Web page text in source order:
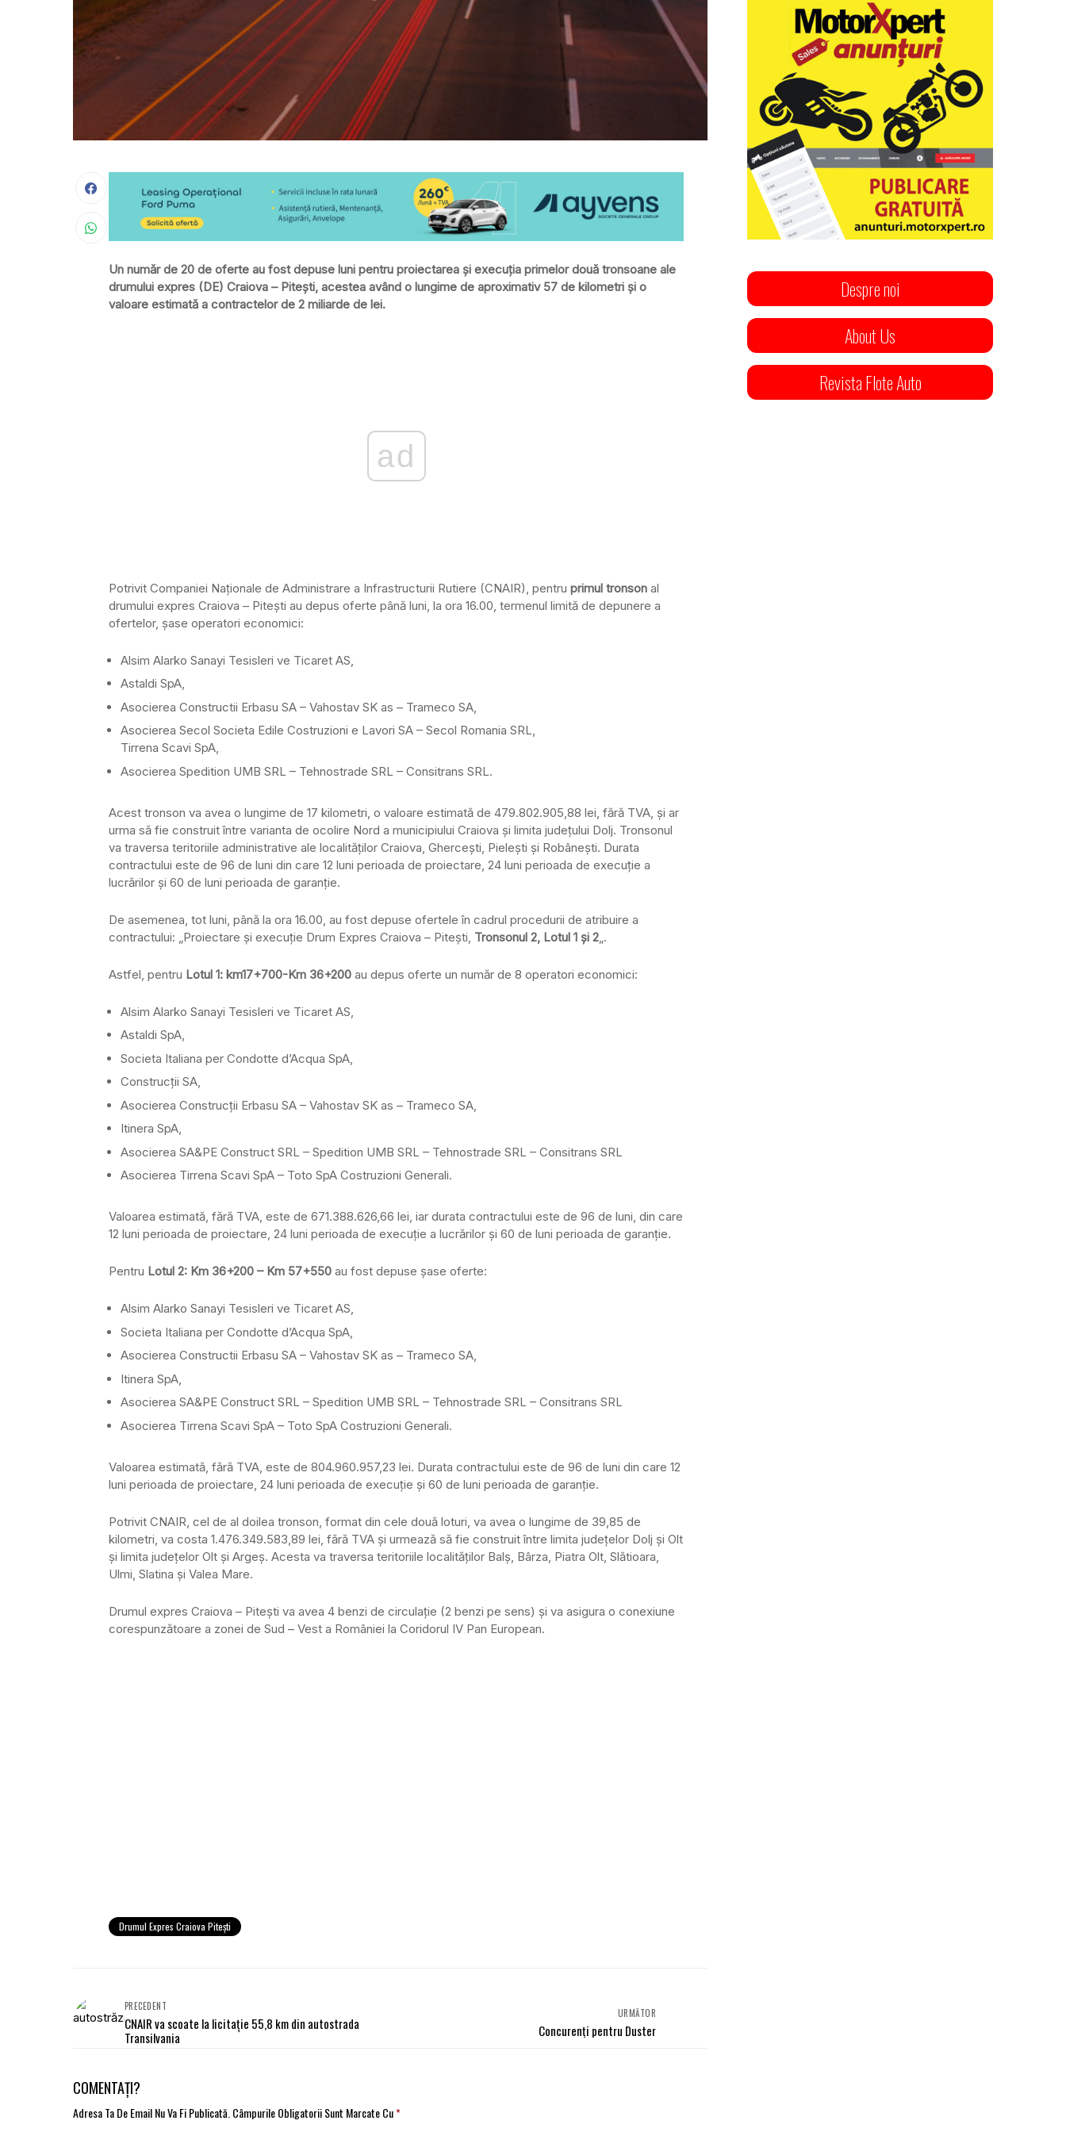
Un număr de 20 de oferte au fost depuse luni pentru proiectarea şi execuţia primelor două tronsoane ale
drumului expres (DE) Craiova – Piteşti, acestea având o lungime de aproximativ 57 de kilometri şi o
valoare estimată a contractelor de 2 miliarde de lei.
ad
Potrivit Companiei Naţionale de Administrare a Infrastructurii Rutiere (CNAIR), pentru primul tronson al
drumului expres Craiova – Piteşti au depus oferte până luni, la ora 16.00, termenul limită de depunere a
ofertelor, şase operatori economici:
Alsim Alarko Sanayi Tesisleri ve Ticaret AS,
Astaldi SpA,
Asocierea Constructii Erbasu SA – Vahostav SK as – Trameco SA,
Asocierea Secol Societa Edile Costruzioni e Lavori SA – Secol Romania SRL,
Tirrena Scavi SpA,
Asocierea Spedition UMB SRL – Tehnostrade SRL – Consitrans SRL.
Acest tronson va avea o lungime de 17 kilometri, o valoare estimată de 479.802.905,88 lei, fără TVA, şi ar
urma să fie construit între varianta de ocolire Nord a municipiului Craiova şi limita judeţului Dolj. Tronsonul
va traversa teritoriile administrative ale localităţilor Craiova, Gherceşti, Pieleşti şi Robâneşti. Durata
contractului este de 96 de luni din care 12 luni perioada de proiectare, 24 luni perioada de execuţie a
lucrărilor şi 60 de luni perioada de garanţie.
De asemenea, tot luni, până la ora 16.00, au fost depuse ofertele în cadrul procedurii de atribuire a
contractului: „Proiectare şi execuţie Drum Expres Craiova – Piteşti, Tronsonul 2, Lotul 1 şi 2„.
Astfel, pentru Lotul 1: km17+700-Km 36+200 au depus oferte un număr de 8 operatori economici:
Alsim Alarko Sanayi Tesisleri ve Ticaret AS,
Astaldi SpA,
Societa Italiana per Condotte d’Acqua SpA,
Construcţii SA,
Asocierea Construcţii Erbasu SA – Vahostav SK as – Trameco SA,
Itinera SpA,
Asocierea SA&PE Construct SRL – Spedition UMB SRL – Tehnostrade SRL – Consitrans SRL
Asocierea Tirrena Scavi SpA – Toto SpA Costruzioni Generali.
Valoarea estimată, fără TVA, este de 671.388.626,66 lei, iar durata contractului este de 96 de luni, din care
12 luni perioada de proiectare, 24 luni perioada de execuţie a lucrărilor şi 60 de luni perioada de garanţie.
Pentru Lotul 2: Km 36+200 – Km 57+550 au fost depuse şase oferte:
Alsim Alarko Sanayi Tesisleri ve Ticaret AS,
Societa Italiana per Condotte d’Acqua SpA,
Asocierea Constructii Erbasu SA – Vahostav SK as – Trameco SA,
Itinera SpA,
Asocierea SA&PE Construct SRL – Spedition UMB SRL – Tehnostrade SRL – Consitrans SRL
Asocierea Tirrena Scavi SpA – Toto SpA Costruzioni Generali.
Valoarea estimată, fără TVA, este de 804.960.957,23 lei. Durata contractului este de 96 de luni din care 12
luni perioada de proiectare, 24 luni perioada de execuţie şi 60 de luni perioada de garanţie.
Potrivit CNAIR, cel de al doilea tronson, format din cele două loturi, va avea o lungime de 39,85 de
kilometri, va costa 1.476.349.583,89 lei, fără TVA şi urmează să fie construit între limita judeţelor Dolj şi Olt
şi limita judeţelor Olt şi Argeş. Acesta va traversa teritoriile localităţilor Balş, Bârza, Piatra Olt, Slătioara,
Ulmi, Slatina şi Valea Mare.
Drumul expres Craiova – Piteşti va avea 4 benzi de circulaţie (2 benzi pe sens) şi va asigura o conexiune
corespunzătoare a zonei de Sud – Vest a României la Coridorul IV Pan European.
Drumul Expres Craiova Piteşti
PRECEDENT
CNAIR va scoate la licitaţie 55,8 km din autostrada
Transilvania
URMĂTOR
Concurenţi pentru Duster
COMENTAȚI?
Adresa Ta De Email Nu Va Fi Publicată. Câmpurile Obligatorii Sunt Marcate Cu*
Despre noi
About Us
Revista Flote Auto